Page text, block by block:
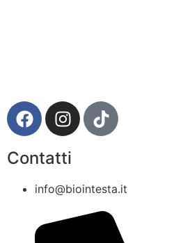
Contatti
info@biointesta.it